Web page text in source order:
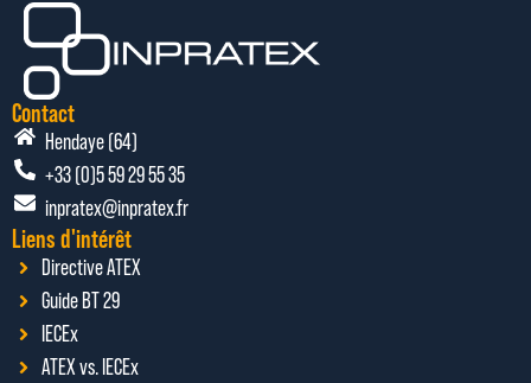
Contact
Hendaye (64)
+33 (0)5 59 29 55 35
inpratex@inpratex.fr
Liens d'intérêt
Directive ATEX
Guide BT 29
IECEx
ATEX vs. IECEx